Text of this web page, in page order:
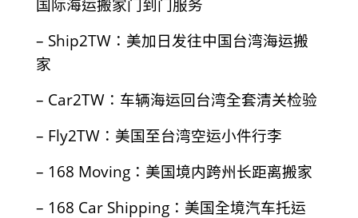
国际海运搬家门到门服务
– Ship2TW：美加日发往中国台湾海运搬
家
– Car2TW：车辆海运回台湾全套清关检验
– Fly2TW：美国至台湾空运小件行李
– 168 Moving：美国境内跨州长距离搬家
– 168 Car Shipping：美国全境汽车托运